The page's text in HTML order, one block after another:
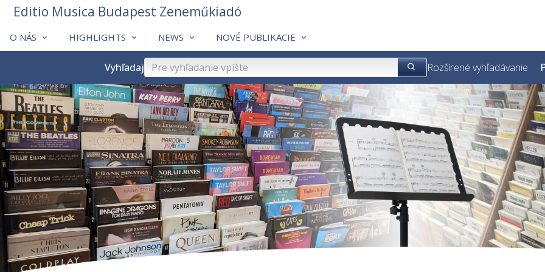
O NÁS HIGHLIGHTS NEWS NOVÉ PUBLIKACIE
Editio Musica Budapest Zeneműkiadó
Vyhľadaj Rozšírené vyhľadávanie